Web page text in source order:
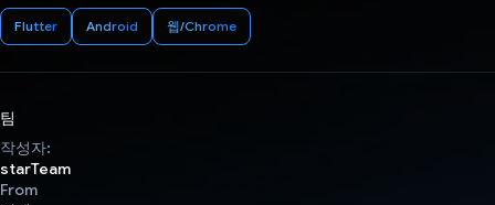
Flutter Android 웹/Chrome
팀
작성자:
starTeam
From